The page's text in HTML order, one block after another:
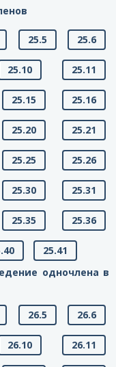
25.5 25.6
25.10 25.11
25.15 25.16
25.20 25.21
25.25 25.26
25.30 25.31
25.35 25.36
25.41
одночлена в
26.5 26.6
26.10 26.11